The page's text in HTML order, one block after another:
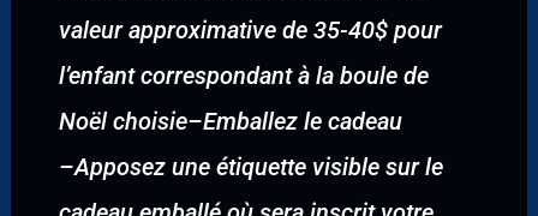
valeur approximative de 35-40$ pour
l’enfant correspondant à la boule de
Noël choisie–Emballez le cadeau
–Apposez une étiquette visible sur le